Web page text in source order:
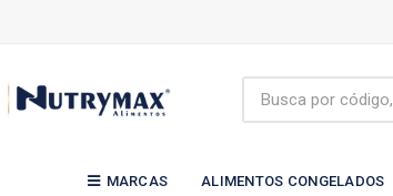
MARCAS ALIMENTOS CONGELADOS